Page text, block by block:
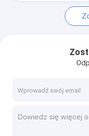
Poproś o wycenę
Linia do
Linia do